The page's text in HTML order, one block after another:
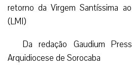
retorno da Virgem Santíssima
(LMI)
Da redação Gaudium
Arquidiocese de Sorocaba